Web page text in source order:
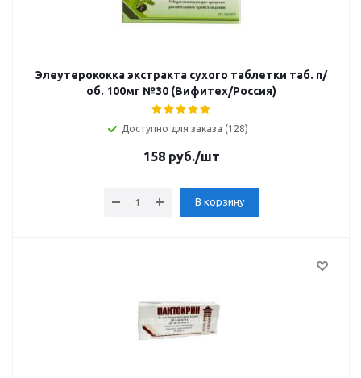
Элеутерококка экстракта сухого таблетки таб. п/
об. 100мг №30 (Вифитех/Россия)
Доступно для заказа (128)
158руб./шт
В корзину